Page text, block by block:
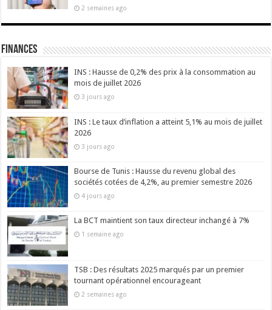
2 semaines ago
Finances
INS : Hausse de 0,2% des prix à la consommation au
mois de juillet 2026
3 jours ago
INS : Le taux d’inflation a atteint 5,1% au mois de juillet
2026
3 jours ago
Bourse de Tunis : Hausse du revenu global des
sociétés cotées de 4,2%, au premier semestre 2026
4 jours ago
La BCT maintient son taux directeur inchangé à 7%
1 semaine ago
TSB : Des résultats 2025 marqués par un premier
tournant opérationnel encourageant
2 semaines ago